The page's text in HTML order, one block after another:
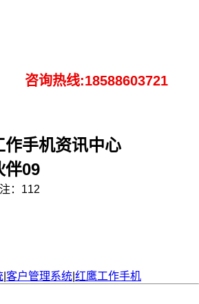
咨询热线:18588603721
作手机资讯中心
伴09
：112
客户管理系统 红鹰工作手机